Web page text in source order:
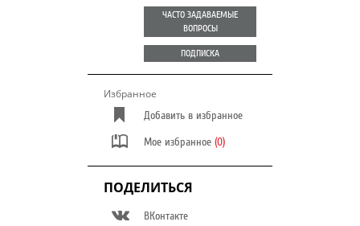
ЧАСТО ЗАДАВАЕМЫЕ
ВОПРОСЫ
ПОДПИСКА
Избранное
Добавить в избранное
Мое избранное (0)
ПОДЕЛИТЬСЯ
ВКонтакте